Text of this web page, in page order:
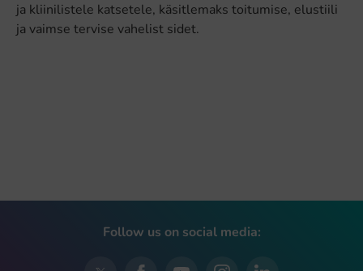
ja kliinilistele katsetele, käsitlemaks toitumise, elustiili
ja vaimse tervise vahelist sidet.
Follow us on social media: